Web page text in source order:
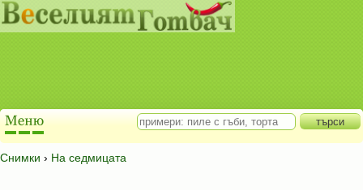
Снимки › На седмицата